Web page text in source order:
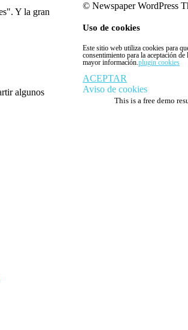
Y la gran
algunos
© Newspaper WordPress
Uso de cookies
Este sitio web utiliza cookies para
consentimiento para la aceptación
mayor información.plugin cookies
ACEPTAR
Aviso de cookies
This is a free demo